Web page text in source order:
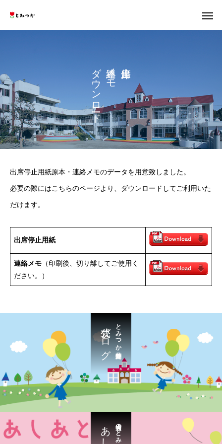
メ
モ
ウ
ン
ロ
ド
出席停止用紙原本・連絡メモのデータを用意致しました。
必要の際にはこちらのページより、ダウンロードしてご利用いた
だけます。
出席停止用紙
連絡メモ （印刷後、切り離してご使用く
ださい。）
とみつか新聞号外
公式ブログ
過去の「とみつか新聞」